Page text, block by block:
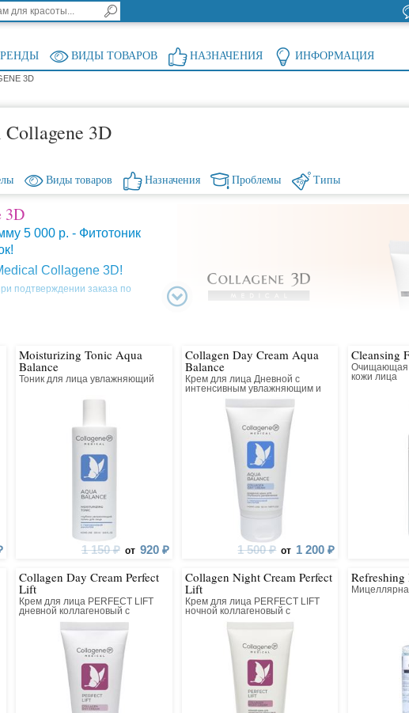
ВИДЫ ТОВАРОВ НАЗНАЧЕНИЯ ИНФОРМАЦИЯ
3D
3D
Виды товаров Назначения Проблемы Типы
3D
5 000 р. - Фитотоник
Collagene 3D!
подтверждении заказа по
средств для
полноценных
процедур. В составе
биопластины, но и
для очищения кожи,
маски и
ухода, а
гидрогель
как в
и в дерматологии.
Medical Collagene 3D
на собственном
заводе в
с международным
качества GMP, что
контроле на всех
Уникальные
созданы на основе
достижений и
безопасностью
Moisturizing Tonic Aqua
Balance
Тоник для лица увлажняющий
1 150 ₽ от 920 ₽
Collagen Day Cream Aqua
Balance
Крем для лица Дневной с
интенсивным увлажняющим и
лифтинг действием
1 500 ₽ от 1 200 ₽
Cleansing
Очищающая
кожи лица
Collagen Day Cream Perfect
Lift
Крем для лица PERFECT LIFT
дневной коллагеновый с
матриксилом
Collagen Night Cream Perfect
Lift
Крем для лица PERFECT LIFT
ночной коллагеновый с
матриксилом
Refreshing